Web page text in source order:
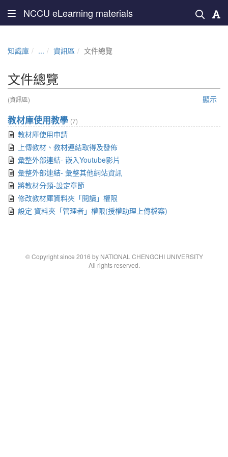
NCCU eLearning materials
知識庫 ... 資訊區 文件總覽
文件總覽
(資訊區) 顯示
教材庫使用教學 (7)
教材庫使用申請
上傳教材、教材連結取得及發佈
彙整外部連結- 嵌入Youtube影片
彙整外部連結- 彙整其他網站資訊
將教材分類-設定章節
修改教材庫資料夾「閱讀」權限
設定 資料夾「管理者」權限(授權助理上傳檔案)
© Copyright since 2016 by NATIONAL CHENGCHI UNIVERSITY
All rights reserved.